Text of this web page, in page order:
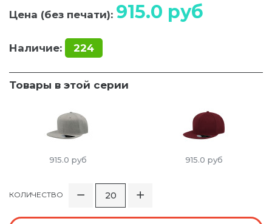
Цена (без печати): 915.0 руб
Наличие: 224
Товары в этой серии
915.0 руб 915.0 руб
КОЛИЧЕСТВО